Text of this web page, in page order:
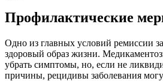
Профилактические
Одно из главных условий ремиссии
здоровый образ жизни.
убрать симптомы, но, если не
причины, рецидивы заболевания